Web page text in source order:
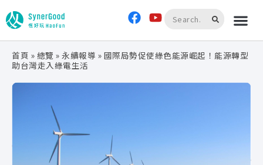
首頁 » 總覽 » 永續報導 » 國際局勢促使綠色能源崛起！能源轉型
助台灣走入綠電生活